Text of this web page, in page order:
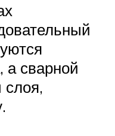
сварной
слоя,